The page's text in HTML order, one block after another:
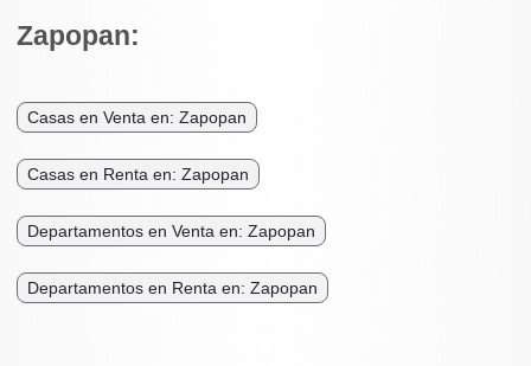
Zapopan:
Casas en Venta en: Zapopan
Casas en Renta en: Zapopan
Departamentos en Venta en: Zapopan
Departamentos en Renta en: Zapopan